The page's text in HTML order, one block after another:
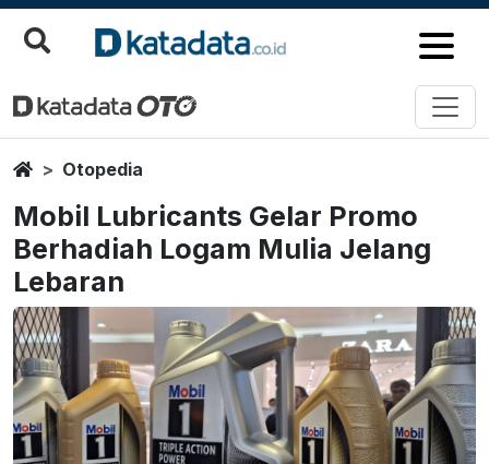
HomeOtopedia
Mobil Lubricants Gelar Promo
Berhadiah Logam Mulia Jelang
Lebaran